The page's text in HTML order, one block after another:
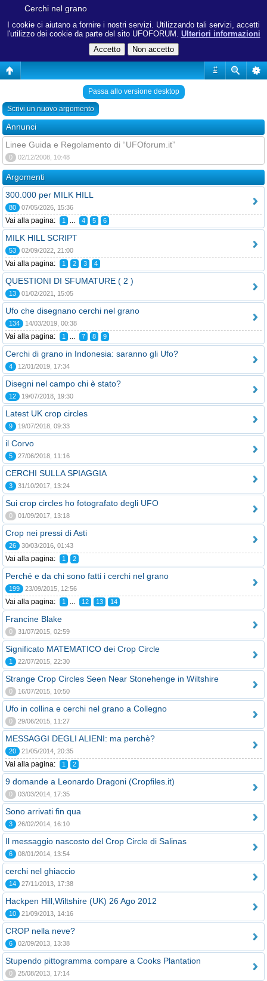
I cookie ci aiutano a fornire i nostri servizi. Utilizzando tali servizi, accetti
l'utilizzo dei cookie da parte del sito UFOFORUM. Ulteriori informazioni
#
Cerchi nel grano
Passa allo versione desktop
Scrivi un nuovo argomento
Annunci
Linee Guida e Regolamento di “UFOforum.it”
0 02/12/2008, 10:48
Argomenti
300.000 per MILK HILL
80 07/05/2026, 15:36
Vai alla pagina: 1 ... 4 5 6
MILK HILL SCRIPT
53 02/09/2022, 21:00
Vai alla pagina: 1 2 3 4
QUESTIONI DI SFUMATURE ( 2 )
13 01/02/2021, 15:05
Ufo che disegnano cerchi nel grano
134 14/03/2019, 00:38
Vai alla pagina: 1 ... 7 8 9
Cerchi di grano in Indonesia: saranno gli Ufo?
4 12/01/2019, 17:34
Disegni nel campo chi è stato?
12 19/07/2018, 19:30
Latest UK crop circles
9 19/07/2018, 09:33
il Corvo
5 27/06/2018, 11:16
CERCHI SULLA SPIAGGIA
3 31/10/2017, 13:24
Sui crop circles ho fotografato degli UFO
0 01/09/2017, 13:18
Crop nei pressi di Asti
26 30/03/2016, 01:43
Vai alla pagina: 1 2
Perché e da chi sono fatti i cerchi nel grano
199 23/09/2015, 12:56
Vai alla pagina: 1 ... 12 13 14
Francine Blake
0 31/07/2015, 02:59
Significato MATEMATICO dei Crop Circle
1 22/07/2015, 22:30
Strange Crop Circles Seen Near Stonehenge in Wiltshire
0 16/07/2015, 10:50
Ufo in collina e cerchi nel grano a Collegno
0 29/06/2015, 11:27
MESSAGGI DEGLI ALIENI: ma perchè?
20 21/05/2014, 20:35
Vai alla pagina: 1 2
9 domande a Leonardo Dragoni (Cropfiles.it)
0 03/03/2014, 17:35
Sono arrivati fin qua
3 26/02/2014, 16:10
Il messaggio nascosto del Crop Circle di Salinas
6 08/01/2014, 13:54
cerchi nel ghiaccio
14 27/11/2013, 17:38
Hackpen Hill,Wiltshire (UK) 26 Ago 2012
10 21/09/2013, 14:16
CROP nella neve?
6 02/09/2013, 13:38
Stupendo pittogramma compare a Cooks Plantation
0 25/08/2013, 17:14